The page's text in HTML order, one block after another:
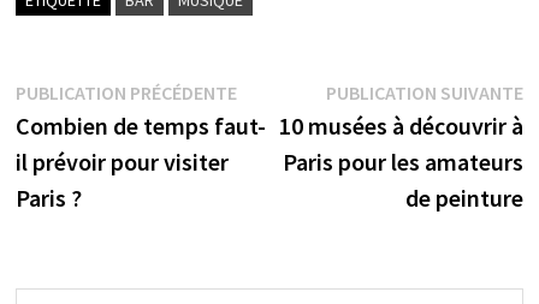
Navigation
de
l’article
PUBLICATION PRÉCÉDENTEPublication
précédente :
Combien de temps faut-
il prévoir pour visiter
Paris ?
PUBLICATION SUIVANTE
10 musées à découvrir à
Paris pour les amateurs
de peinture